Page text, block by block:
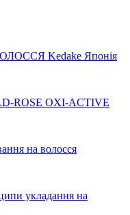
Kedake Японія
ROSE OXI-ACTIVE
на волосся
укладання на